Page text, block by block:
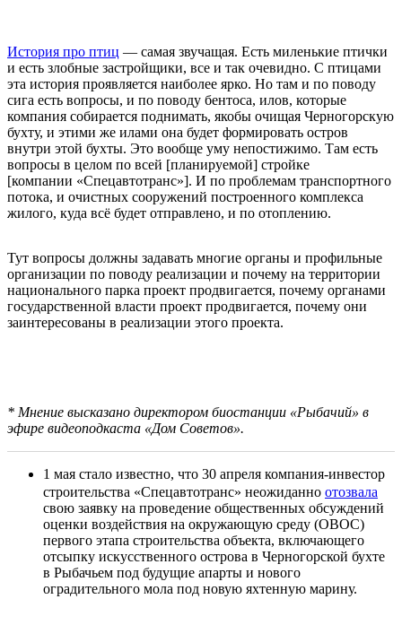
История про птиц — самая звучащая. Есть миленькие птички
и есть злобные застройщики, все и так очевидно. С птицами
эта история проявляется наиболее ярко. Но там и по поводу
сига есть вопросы, и по поводу бентоса, илов, которые
компания собирается поднимать, якобы очищая Черногорскую
бухту, и этими же илами она будет формировать остров
внутри этой бухты. Это вообще уму непостижимо. Там есть
вопросы в целом по всей [планируемой] стройке
[компании «Спецавтотранс»]. И по проблемам транспортного
потока, и очистных сооружений построенного комплекса
жилого, куда всё будет отправлено, и по отоплению.
Тут вопросы должны задавать многие органы и профильные
организации по поводу реализации и почему на территории
национального парка проект продвигается, почему органами
государственной власти проект продвигается, почему они
заинтересованы в реализации этого проекта.
* Мнение высказано директором биостанции «Рыбачий» в
эфире видеоподкаста «Дом Советов».
1 мая стало известно, что 30 апреля компания-инвестор
строительства «Спецавтотранс» неожиданно отозвала
свою заявку на проведение общественных обсуждений
оценки воздействия на окружающую среду (ОВОС)
первого этапа строительства объекта, включающего
отсыпку искусственного острова в Черногорской бухте
в Рыбачьем под будущие апарты и нового
оградительного мола под новую яхтенную марину.